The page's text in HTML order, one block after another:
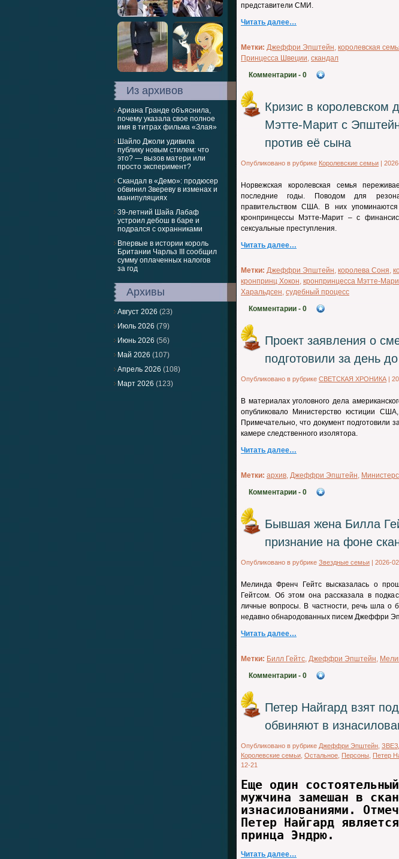
Из архивов
Ариана Гранде объяснила,
почему указала свое полное
имя в титрах фильма «Злая»
Шайло Джоли удивила
публику новым стилем: что
это? — вызов матери или
просто эксперимент?
Скандал в «Демо»: продюсер
обвинил Звереву в изменах и
манипуляциях
39-летний Шайа Лабаф
устроил дебош в баре и
подрался с охранниками
Впервые в истории король
Британии Чарльз III сообщил
сумму оплаченных налогов
за год
Архивы
Август 2026 (23)
Июль 2026 (79)
Июнь 2026 (56)
Май 2026 (107)
Апрель 2026 (108)
Март 2026 (123)
представители СМИ.
Читать далее…
Метки: Джеффри Эпштейн, королевская
Принцесса Швеции, скандал
Комментарии - 0
Кризис в королевском
Мэтте-Марит с
против её сына
Опубликовано в рубрике Королевские семьи |
Норвежская королевская семья
последние годы. Поводом для
правительством США. В них упоминаются
кронпринцессы
Мэтте-Марит – с
сексуальные преступления.
Читать далее…
Метки: Джеффри Эпштейн, королева Соня,
кронпринц Хокон, кронпринцесса Мэтте-
Харальдсен, судебный процесс
Комментарии - 0
Проект заявления о
подготовили за день
Опубликовано в рубрике СВЕТСКАЯ ХРОНИКА |
В материалах уголовного дела
опубликовало Министерство юстиции
Примечательно, что документ подготовили
камере следственного изолятора.
Читать далее…
Метки: архив, Джеффри Эпштейн,
Комментарии - 0
Бывшая жена Билла
признание на фоне
Опубликовано в рубрике Звездные семьи | 2026-
Мелинда Френч Гейтс высказалась о
Гейтсом. Об этом она рассказала в
личные вопросы. В частности, речь шла о
недавно обнародованных писем Джеффри
Читать далее…
Метки: Билл Гейтс, Джеффри Эпштейн,
Комментарии - 0
Петер Найгард взят
обвиняют в
Опубликовано в рубрике Джеффри Эпштейн
Королевские семьи Остальное Персоны Петер
12-21
Еще один
мужчина замешан в
изнасилованиями.
Петер Найгард
принца Эндрю.
Читать далее…